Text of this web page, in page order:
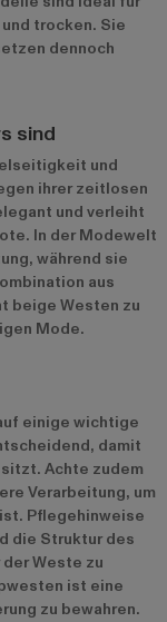
trocken. Sie
dennoch
sind
und
ihrer zeitlosen
und verleiht
In der Modewelt
während sie
aus
beige Westen zu
Mode.
einige wichtige
damit
Achte zudem
Verarbeitung, um
Pflegehinweise
die Struktur des
Weste zu
ist eine
zu bewahren.